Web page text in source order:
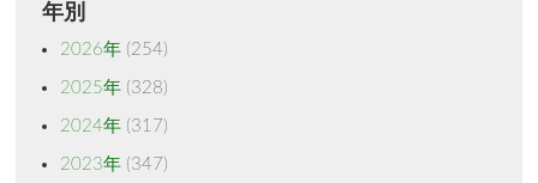
年別
2026年(254)
2025年(328)
2024年(317)
2023年(347)